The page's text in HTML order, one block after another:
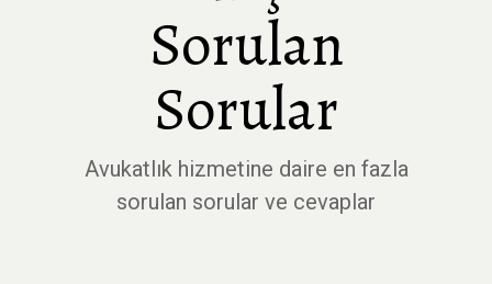
Sorulan
Sorular
Avukatlık hizmetine daire en fazla
sorulan sorular ve cevaplar